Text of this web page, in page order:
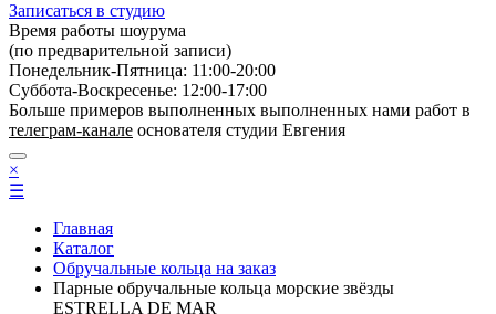
Записаться в студию
Время работы шоурума
(по предварительной записи)
Понедельник-Пятница: 11:00-20:00
Суббота-Bоcкресенье: 12:00-17:00
Больше примеров выполненных выполненных нами работ в
телеграм-канале основателя студии Евгения
×
☰
Главная
Каталог
Обручальные кольца на заказ
Парные обручальные кольца морские звёзды
ESTRELLA DE MAR